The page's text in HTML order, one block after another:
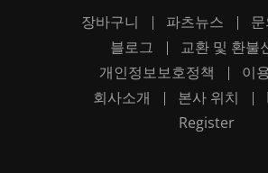
장바구니 파츠뉴스
블로그
교환 및 환불
개인정보보호정책
이
회사소개
본사 위치
Register